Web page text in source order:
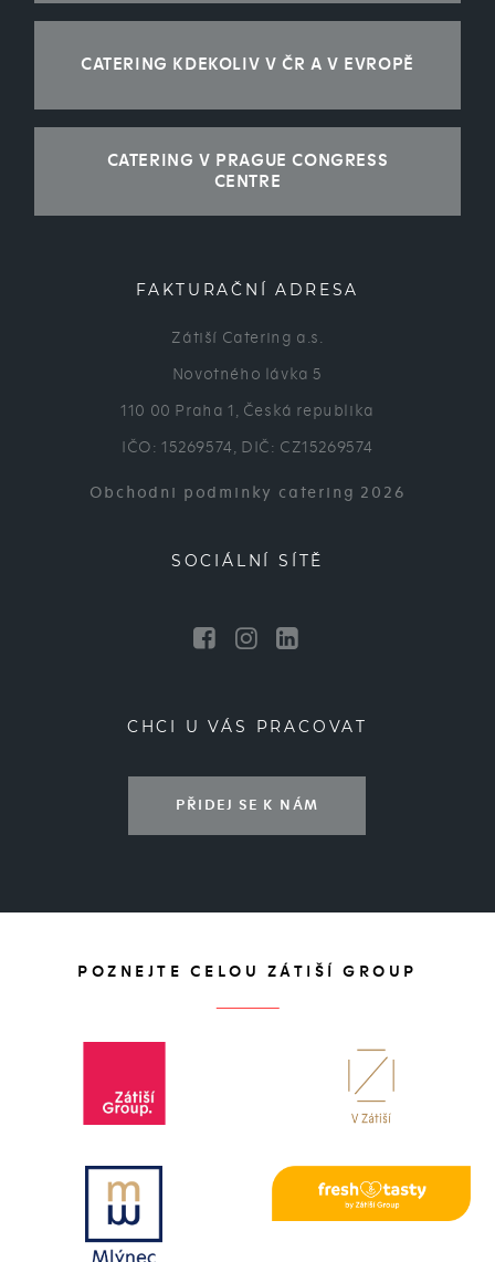
CATERING KDEKOLIV V ČR A V EVROPĚ
CATERING V PRAGUE CONGRESS
CENTRE
FAKTURAČNÍ ADRESA
Zátiší Catering a.s.
Novotného lávka 5
110 00 Praha 1, Česká republika
IČO: 15269574, DIČ: CZ15269574
Obchodni podminky catering 2026
SOCIÁLNÍ SÍTĚ
CHCI U VÁS PRACOVAT
PŘIDEJ SE K NÁM
POZNEJTE CELOU ZÁTIŠÍ GROUP